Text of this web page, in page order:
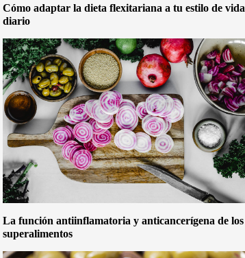
Cómo adaptar la dieta flexitariana a tu estilo de vida
diario
La función antiinflamatoria y anticancerígena de los
superalimentos